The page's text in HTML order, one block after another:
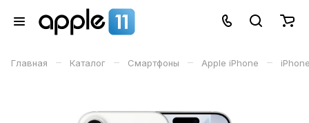
Главная – Каталог – Смартфоны – Apple iPhone –